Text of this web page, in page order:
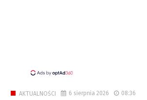
AKTUALNOŚCI 6 sierpnia 2026 08:36